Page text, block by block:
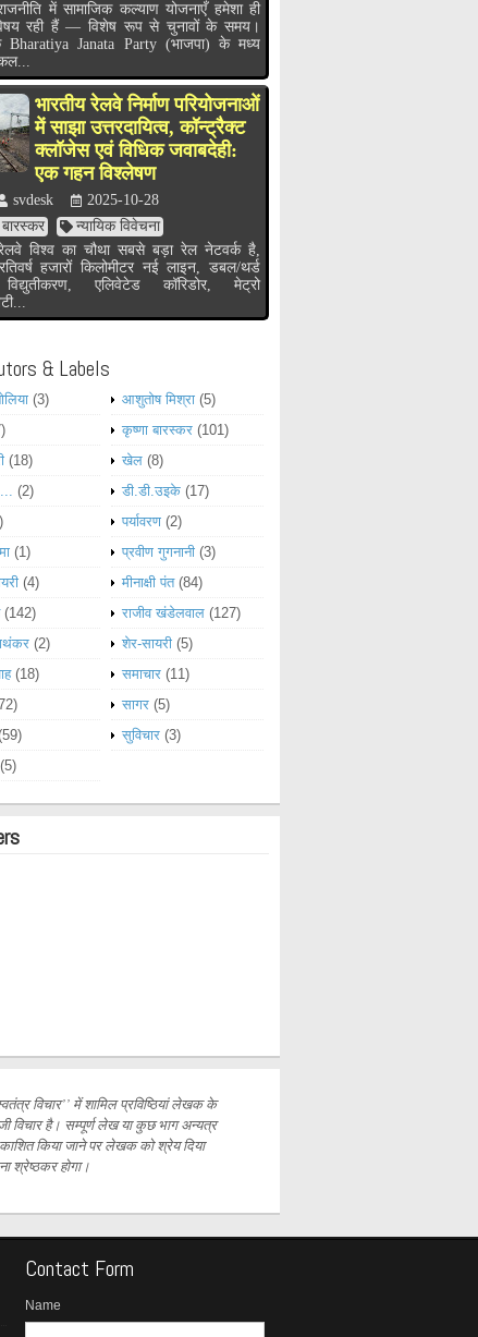
में सामाजिक कल्याण योजनाएँ हमेशा ही
रही हैं — विशेष रूप से चुनावों के समय।
Janata Party (भाजपा) के मध्य
भारतीय रेलवे निर्माण परियोजनाओं
में साझा उत्तरदायित्व, कॉन्ट्रैक्ट
क्लॉजेस एवं विधिक जवाबदेही:
एक गहन विश्लेषण
svdesk
2025-10-28
न्यायिक विवेचना
रेलवे विश्व का चौथा सबसे बड़ा रेल नेटवर्क है,
हजारों किलोमीटर नई लाइन, डबल/थर्ड
एलिवेटेड कॉरिडोर, मेट्रो
& Labels
(3) आशुतोष मिश्रा (5)
कृष्णा बारस्कर (101)
(18) खेल (8)
(2) डी.डी.उइके (17)
पर्यावरण (2)
(1) प्रवीण गुगनानी (3)
(4) मीनाक्षी पंत (84)
(142) राजीव खंडेलवाल (127)
(2) शेर-सायरी (5)
(18) समाचार (11)
सागर (5)
सुविचार (3)
(5)
विचार’’ में शामिल प्रविष्ठियां लेखक के
विचार है। सम्पूर्ण लेख या कुछ भाग अन्यत्र
किया जाने पर लेखक को श्रेय दिया
श्रेष्ठकर होगा।
Contact Form
Name